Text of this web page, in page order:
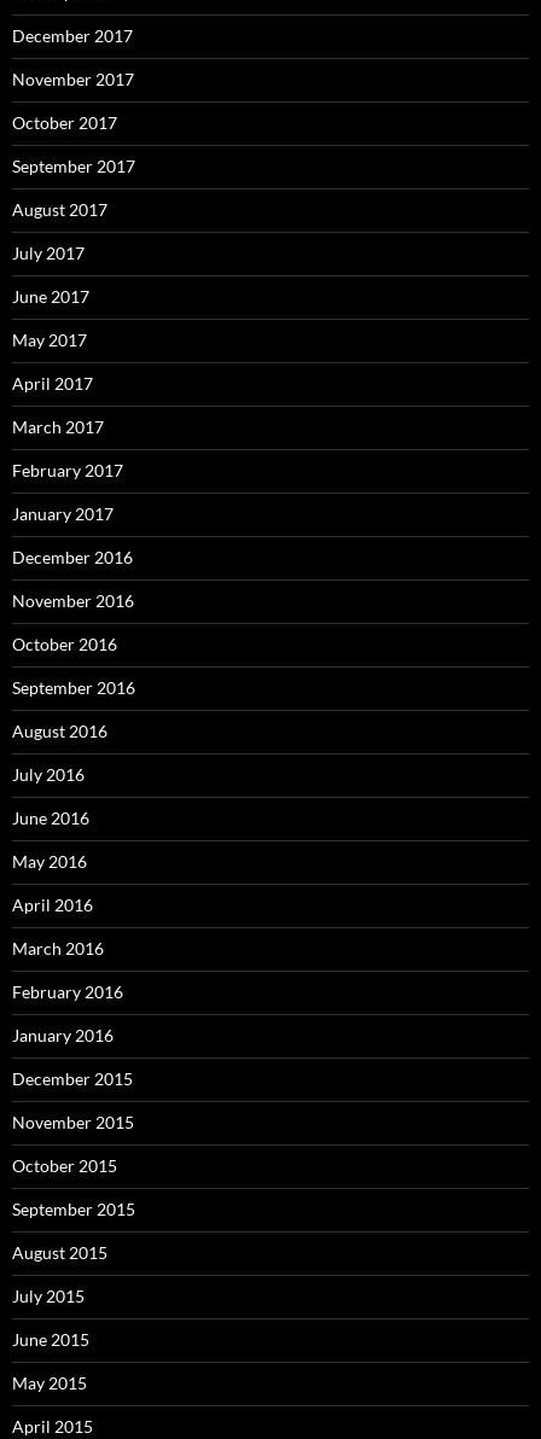
December 2017
November 2017
October 2017
September 2017
August 2017
July 2017
June 2017
May 2017
April 2017
March 2017
February 2017
January 2017
December 2016
November 2016
October 2016
September 2016
August 2016
July 2016
June 2016
May 2016
April 2016
March 2016
February 2016
January 2016
December 2015
November 2015
October 2015
September 2015
August 2015
July 2015
June 2015
May 2015
April 2015